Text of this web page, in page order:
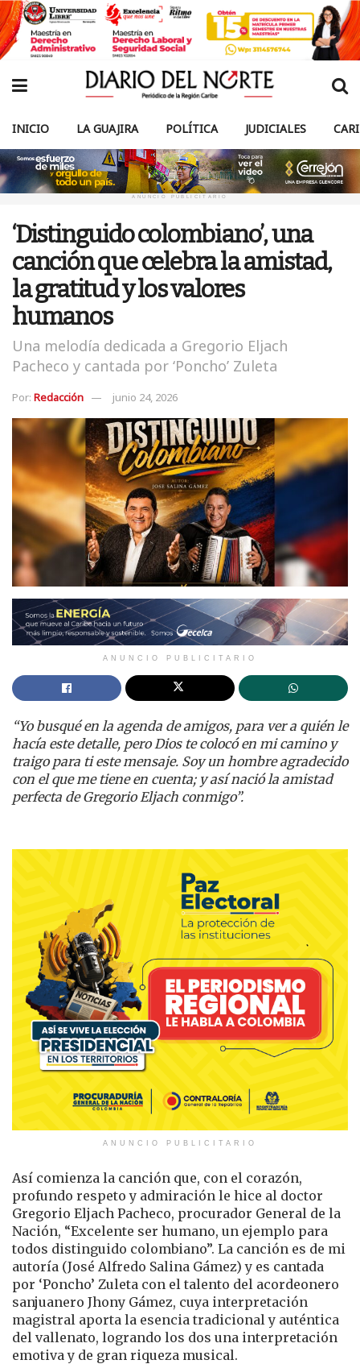
INICIO LA GUAJIRA POLÍTICA JUDICIALES
ANUNCIO PUBLICITARIO
‘Distinguido colombiano’, una
canción que celebra la amistad,
la gratitud y los valores
humanos
Una melodía dedicada a Gregorio Eljach
Pacheco y cantada por ‘Poncho’ Zuleta
Por: Redacción junio 24, 2026
ANUNCIO PUBLICITARIO
“Yo busqué en la agenda de amigos, para ver a quién le
hacía este detalle, pero Dios te colocó en mi camino y
traigo para ti este mensaje. Soy un hombre agradecido
con el que me tiene en cuenta; y así nació la amistad
perfecta de Gregorio Eljach conmigo”.
ANUNCIO PUBLICITARIO
Así comienza la canción que, con el corazón,
profundo respeto y admiración le hice al doctor
Gregorio Eljach Pacheco, procurador General de la
Nación, “Excelente ser humano, un ejemplo para
todos distinguido colombiano”. La canción es de mi
autoría (José Alfredo Salina Gámez) y es cantada
por ‘Poncho’ Zuleta con el talento del acordeonero
sanjuanero Jhony Gámez, cuya interpretación
magistral aporta la esencia tradicional y auténtica
del vallenato, logrando los dos una interpretación
emotiva y de gran riqueza musical.